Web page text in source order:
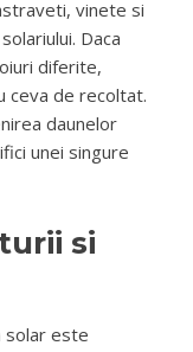
vinete si
Daca
diferite,
ceva de recoltat.
daunelor
unei singure
si
solar este